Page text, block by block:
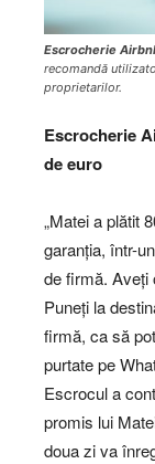
Escrocherie
recomandă
proprietarilor.
Escrocherie
de euro
„Matei a plătit
garanția, într-
de firmă. Aveți
Puneți la
firmă, ca să
purtate pe
Escrocul a
promis lui
doua zi va